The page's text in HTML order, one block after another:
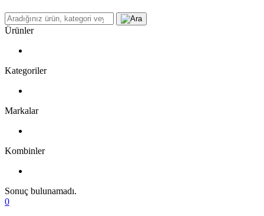
Ürünler
Kategoriler
Markalar
Kombinler
Sonuç bulunamadı.
0